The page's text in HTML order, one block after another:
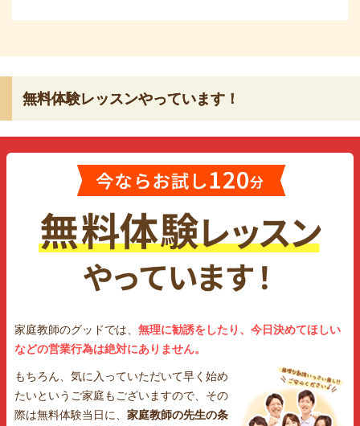
無料体験レッスンやっています！
家庭教師のグッドでは、 無理に勧誘をしたり、今日決めてほしい
などの営業行為は絶対にありません。
もちろん、気に入っていただいて早く始め
たいというご家庭もございますので、その
際は無料体験当日に、 家庭教師の先生の条